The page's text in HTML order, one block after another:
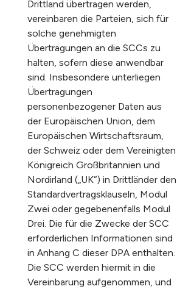
Drittland übertragen werden,
vereinbaren die Parteien, sich für
solche genehmigten
Übertragungen an die SCCs zu
halten, sofern diese anwendbar
sind. Insbesondere unterliegen
Übertragungen
personenbezogener Daten aus
der Europäischen Union, dem
Europäischen Wirtschaftsraum,
der Schweiz oder dem Vereinigten
Königreich Großbritannien und
Nordirland („UK“) in Drittländer den
Standardvertragsklauseln, Modul
Zwei oder gegebenenfalls Modul
Drei. Die für die Zwecke der SCC
erforderlichen Informationen sind
in Anhang C dieser DPA enthalten.
Die SCC werden hiermit in die
Vereinbarung aufgenommen, und